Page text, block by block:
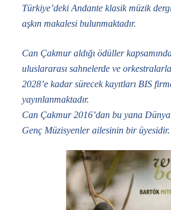
Türkiye’deki Andante klasik müzik
aşkın makalesi bulunmaktadır.
Can Çakmur aldığı ödüller
uluslararası sahnelerde ve
2028’e kadar sürecek kayıtları BIS
yayınlanmaktadır.
Can Çakmur 2016’dan bu yana
Genç Müzisyenler ailesinin bir üyesidir.